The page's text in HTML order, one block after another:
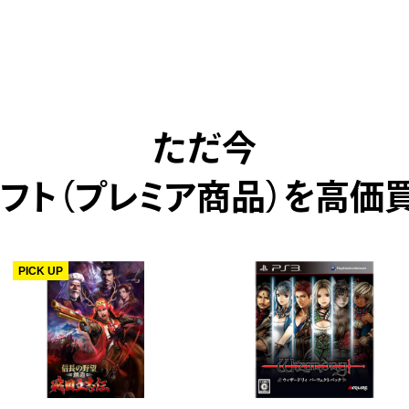
ただ今
ト（プレミア商品）を高価
PICK UP